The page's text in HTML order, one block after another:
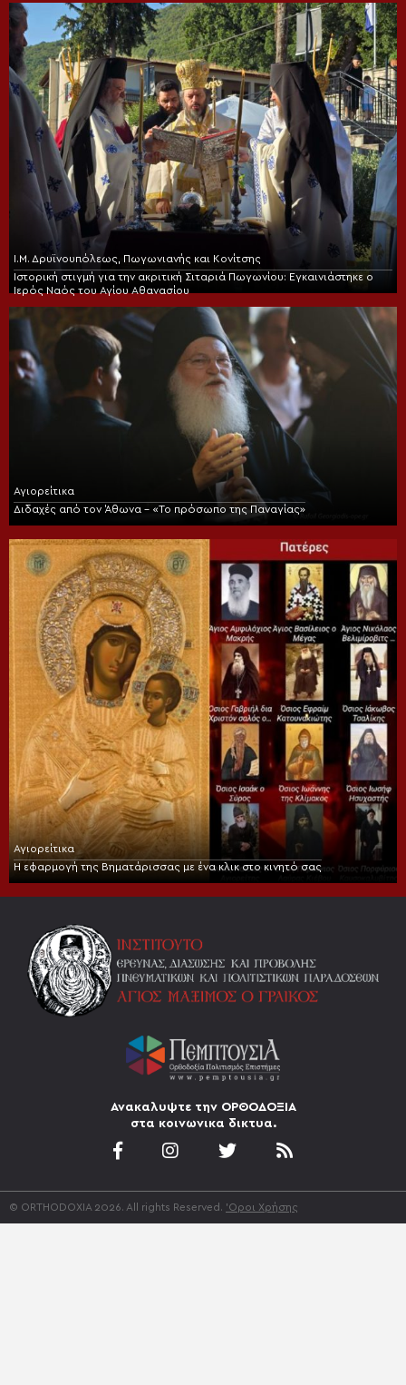
Ι.Μ. Δρυϊνουπόλεως, Πωγωνιανής και Κονίτσης
Ιστορική στιγμή για την ακριτική Σιταριά Πωγωνίου: Εγκαινιάστηκε ο
Ιερός Ναός του Αγίου Αθανασίου
Αγιορείτικα
Διδαχές από τον Άθωνα – «Το πρόσωπο της Παναγίας»
Αγιορείτικα
Η εφαρμογή της Βηματάρισσας με ένα κλικ στο κινητό σας
Ανακαλυψτε την ΟΡΘΟΔΟΞΙΑ
στα κοινωνικα δικτυα.
© ORTHODOXIA 2026. All rights Reserved. 'Οροι Χρήσης